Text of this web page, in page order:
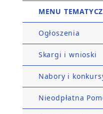
MENU
Ogłoszenia
Skargi i wnioski
Nabory i
Nieodpłatna